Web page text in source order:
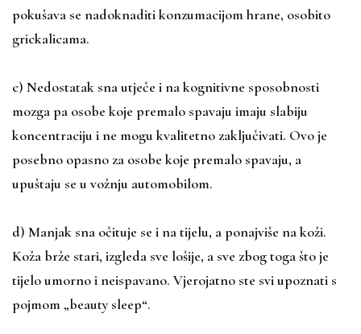
pokušava se nadoknaditi konzumacijom hrane, osobito
grickalicama.
c) Nedostatak sna utječe i na kognitivne sposobnosti
mozga pa osobe koje premalo spavaju imaju slabiju
koncentraciju i ne mogu kvalitetno zaključivati. Ovo je
posebno opasno za osobe koje premalo spavaju, a
upuštaju se u vožnju automobilom.
d) Manjak sna očituje se i na tijelu, a ponajviše na koži.
Koža brže stari, izgleda sve lošije, a sve zbog toga što je
tijelo umorno i neispavano. Vjerojatno ste svi upoznati s
pojmom „beauty sleep“.